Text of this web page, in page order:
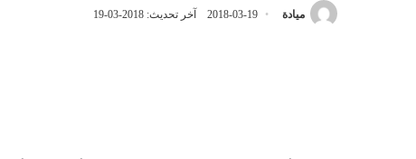
ميادة 2018-03-19 آخر تحديث: 2018-03-19